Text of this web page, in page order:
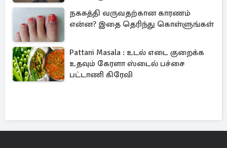
நகசுத்தி வருவதற்கான காரணம்
என்ன? இதை தெரிந்து கொள்ளுங்கள்
Pattani Masala : உடல் எடை குறைக்க
உதவும் கேரளா ஸ்டைல் பச்சை
பட்டாணி கிரேவி